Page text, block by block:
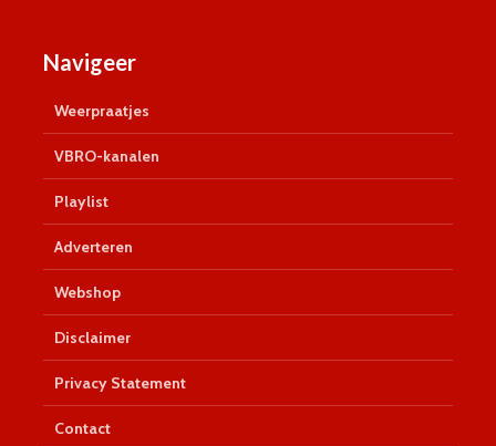
Navigeer
Weerpraatjes
VBRO-kanalen
Playlist
Adverteren
Webshop
Disclaimer
Privacy Statement
Contact